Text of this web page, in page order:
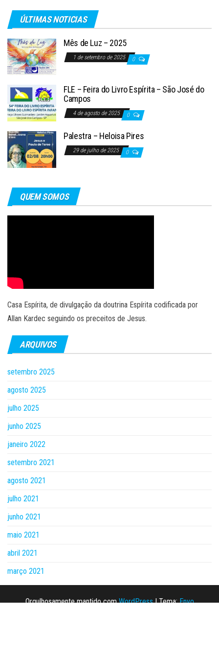
ÚLTIMAS NOTICIAS
Mês de Luz – 2025
1 de setembro de 2025 0
FLE – Feira do Livro Espírita – São José do
Campos
4 de agosto de 2025 0
Palestra – Heloisa Pires
29 de julho de 2025 0
QUEM SOMOS
Casa Espírita, de divulgação da doutrina Espírita codificada por
Allan Kardec seguindo os preceitos de Jesus.
ARQUIVOS
setembro 2025
agosto 2025
julho 2025
junho 2025
janeiro 2022
setembro 2021
agosto 2021
julho 2021
junho 2021
maio 2021
abril 2021
março 2021
Orgulhosamente mantido comWordPress |Tema:Envo